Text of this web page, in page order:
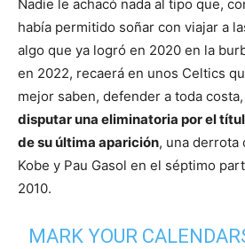
Nadie le achacó nada al tipo que,
había permitido soñar con viajar a
algo que ya logró en 2020 en la
en 2022, recaerá en unos Celtics
mejor saben, defender a toda costa,
disputar una eliminatoria por el
de su última aparición, una derrota
Kobe y Pau Gasol en el séptimo
2010.
MARK YOUR